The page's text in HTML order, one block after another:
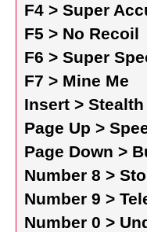
F4 > Super
F5 > No Recoil
F6 > Super
F7 > Mine Me
Insert >
Page Up >
Page Down >
Number 8 >
Number 9 >
Number 0 >